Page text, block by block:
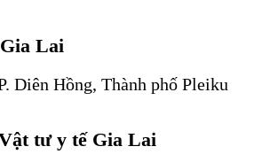
Lai
Diên Hồng, Thành phố Pleiku
tư y tế Gia Lai